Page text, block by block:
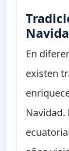
En
existen
Navidad.